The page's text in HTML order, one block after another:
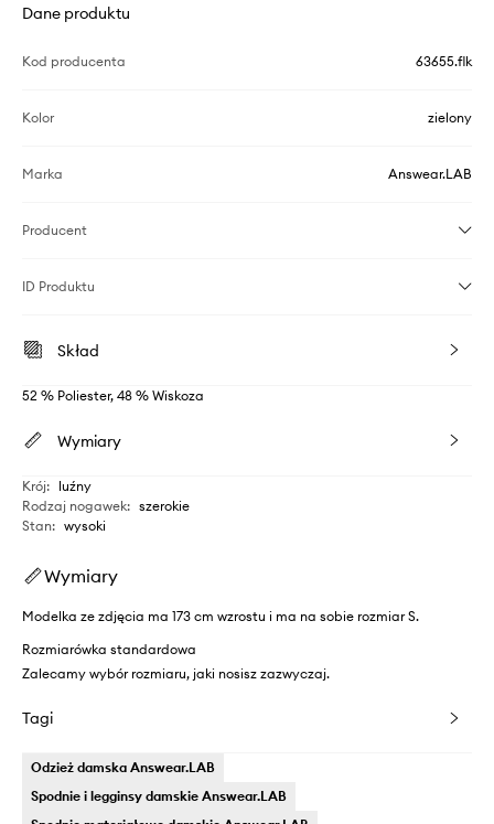
Dane produktu
Kod producenta 63655.flk
Kolor zielony
Marka Answear.LAB
Producent
ID Produktu
Skład
52 % Poliester, 48 % Wiskoza
Wymiary
Krój: luźny
Rodzaj nogawek: szerokie
Stan: wysoki
Wymiary
Modelka ze zdjęcia ma 173 cm wzrostu i ma na sobie rozmiar S.
Rozmiarówka standardowa
Zalecamy wybór rozmiaru, jaki nosisz zazwyczaj.
Tagi
Odzież damska Answear.LAB
Spodnie i legginsy damskie Answear.LAB